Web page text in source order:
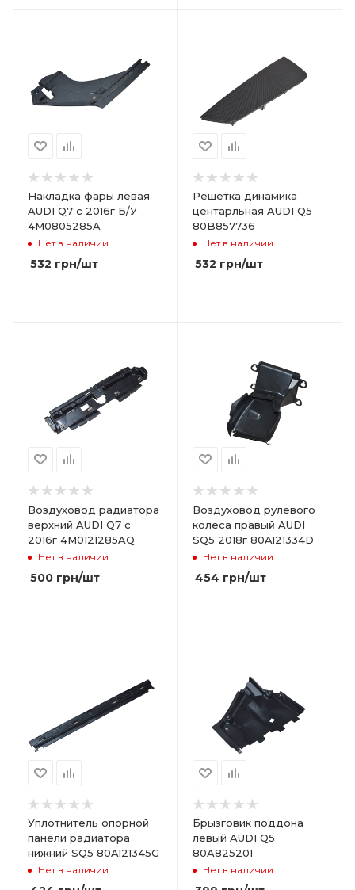
Накладка фары левая
AUDI Q7 с 2016г Б/У
4M0805285A
Нет в наличии
532 грн/шт
Решетка динамика
центарльная AUDI Q5
80B857736
Нет в наличии
532 грн/шт
Воздуховод радиатора
верхний AUDI Q7 с
2016г 4M0121285AQ
Нет в наличии
500 грн/шт
Воздуховод рулевого
колеса правый AUDI
SQ5 2018г 80A121334D
Нет в наличии
454 грн/шт
Уплотнитель опорной
панели радиатора
нижний SQ5 80A121345G
Нет в наличии
Брызговик поддона
левый AUDI Q5
80A825201
Нет в наличии